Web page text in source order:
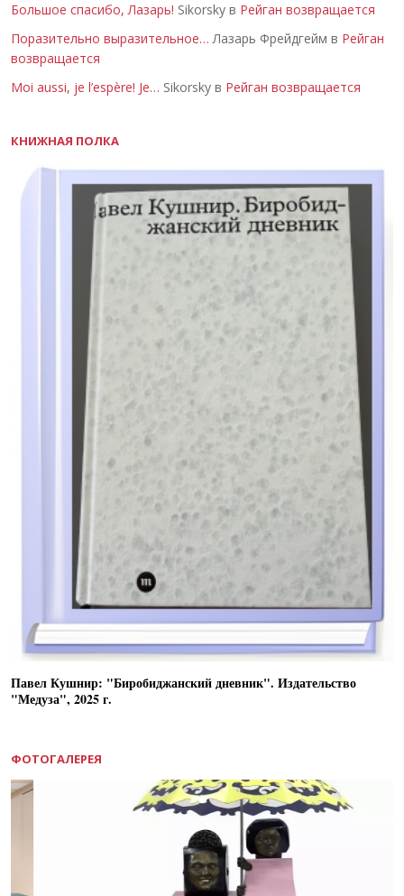
Большое спасибо, Лазарь! Sikorsky в Рейган возвращается
Поразительно выразительное… Лазарь Фрейдгейм в Рейган
возвращается
Moi aussi, je l’espère! Je… Sikorsky в Рейган возвращается
КНИЖНАЯ ПОЛКА
Павел Кушнир: "Биробиджанский дневник". Издательство
"Медуза", 2025 г.
ФОТОГАЛЕРЕЯ